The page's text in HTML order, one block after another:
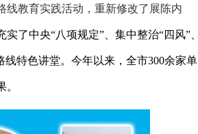
线教育实践活动，重新修改了展陈内
了中央“八项规定”、集中整治“四风”、
特色讲堂。 今年以来，全市300余家单